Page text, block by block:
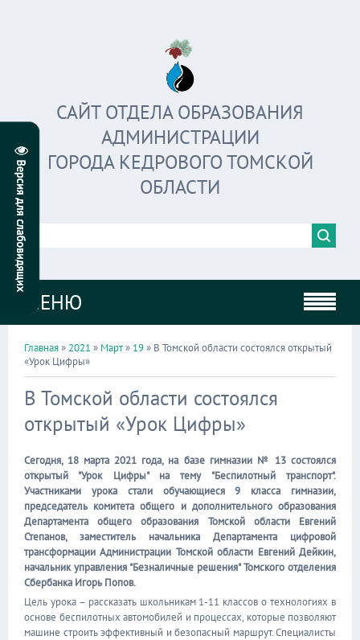
САЙТ ОТДЕЛА ОБРАЗОВАНИЯ
АДМИНИСТРАЦИИ
ГОРОДА КЕДРОВОГО ТОМСКОЙ
ОБЛАСТИ
МЕНЮ
Главная» 2021 » Март» 19» В Томской области состоялся открытый
«Урок Цифры»
В Томской области состоялся
открытый «Урок Цифры»
Сегодня, 18 марта 2021 года, на базе гимназии № 13 состоялся
открытый "Урок Цифры" на тему "Беспилотный транспорт".
Участниками урока стали обучающиеся 9 класса гимназии,
председатель комитета общего и дополнительного образования
Департамента общего образования Томской области Евгений
Степанов, заместитель начальника Департамента цифровой
трансформации Администрации Томской области Евгений Дейкин,
начальник управления "Безналичные решения" Томского отделения
Сбербанка Игорь Попов.
Цель урока – рассказать школьникам 1-11 классов о технологиях в
основе беспилотных автомобилей и процессах, которые позволяют
машине строить эффективный и безопасный маршрут. Специалисты